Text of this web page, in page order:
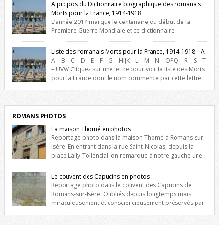
A propos du Dictionnaire biographique des romanais
Morts pour la France, 1914-1918
L’année 2014 marque le centenaire du début de la
Première Guerre Mondiale et ce dictionnaire
biographique veut rendre hommage aux romanais Morts pour la
France durant ce conflit. La base de cette recherche historique est
constituée des noms gravés sur les plaques commémoratives de
l’Hôtel de Ville, du lycée du Dauphiné et du lycée Triboulet, […]
Liste des romanais Morts pour la France, 1914-1918 – A
A – B – C – D – E – F – G – HIJK – L – M – N – OPQ – R – S – T
– UVW Cliquez sur une lettre pour voir la liste des Morts
pour la France dont le nom commence par cette lettre.
ROMANS PHOTOS
La maison Thomé en photos
Reportage photo dans la maison Thomé à Romans-sur-
Isère. En entrant dans la rue Saint-Nicolas, depuis la
place Lally-Tollendal, on remarque à notre gauche une
maison construite au XVIè siècle. Les deux façades sont ornées de
fenêtres jumelles à meneaux. Entre ces deux étages, on peut voir une
niche qui contient une statue de la Vierge. […]
Le couvent des Capucins en photos
Reportage photo dans le couvent des Capucins de
Romans-sur-Isère. Oubliés depuis longtemps mais
miraculeusement et consciencieusement préservés par